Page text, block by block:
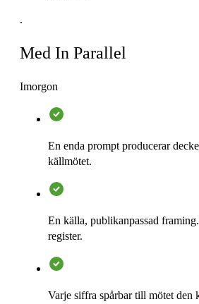
.
Med In Parallel
Imorgon
En enda prompt producerar
källmötet.
En källa, publikanpassad
register.
Varje siffra spårbar till mötet